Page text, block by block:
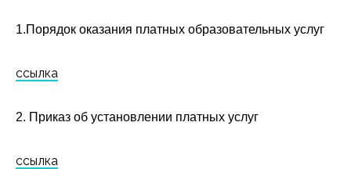
1.Порядок оказания платных образовательных услуг
ссылка
2. Приказ об установлении платных услуг
ссылка